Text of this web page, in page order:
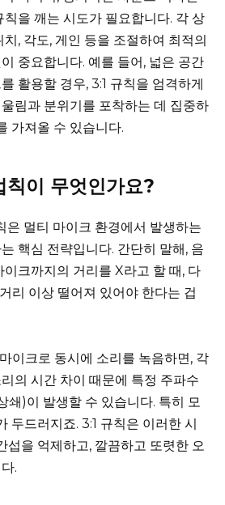
을 깨는 시도가 필요합니다. 각 상
, 각도, 게인 등을 조절하여 최적의
중요합니다. 예를 들어, 넓은 공간
활용할 경우, 3:1 규칙을 엄격하게
림과 분위기를 포착하는 데 집중하
가져올 수 있습니다.
칙이 무엇인가요?
은 멀티 마이크 환경에서 발생하는
핵심 전략입니다. 간단히 말해, 음
크까지의 거리를 X라고 할 때, 다
리 이상 떨어져 있어야 한다는 겁
이크로 동시에 소리를 녹음하면, 각
의 시간 차이 때문에 특정 주파수
쇄)이 발생할 수 있습니다. 특히 모
두드러지죠. 3:1 규칙은 이러한 시
섭을 억제하고, 깔끔하고 또렷한 오
.